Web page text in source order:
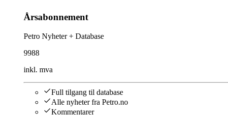
Årsabonnement
Petro Nyheter + Database
9988
inkl. mva
Full tilgang til database
Alle nyheter fra Petro.no
Kommentarer